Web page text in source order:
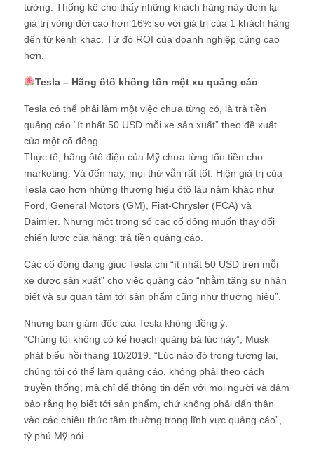
tưởng. Thống kê cho thấy những khách hàng này đem lại
giá trị vòng đời cao hơn 16% so với giá trị của 1 khách hàng
đến từ kênh khác. Từ đó ROI của doanh nghiệp cũng cao
hơn.
Tesla – Hãng ôtô không tốn một xu quảng cáo
Tesla có thể phải làm một việc chưa từng có, là trả tiền
quảng cáo “ít nhất 50 USD mỗi xe sản xuất” theo đề xuất
của một cổ đông.
Thực tế, hãng ôtô điện của Mỹ chưa từng tốn tiền cho
marketing. Và đến nay, mọi thứ vẫn rất tốt. Hiện giá trị của
Tesla cao hơn những thương hiệu ôtô lâu năm khác như
Ford, General Motors (GM), Fiat-Chrysler (FCA) và
Daimler. Nhưng một trong số các cổ đông muốn thay đổi
chiến lược của hãng: trả tiền quảng cáo.
Các cổ đông đang giục Tesla chi “ít nhất 50 USD trên mỗi
xe được sản xuất” cho việc quảng cáo “nhằm tăng sự nhận
biết và sự quan tâm tới sản phẩm cũng như thương hiệu”.
Nhưng ban giám đốc của Tesla không đồng ý.
“Chúng tôi không có kế hoạch quảng bá lúc này”, Musk
phát biểu hồi tháng 10/2019. “Lúc nào đó trong tương lai,
chúng tôi có thể làm quảng cáo, không phải theo cách
truyền thống, mà chỉ để thông tin đến với mọi người và đảm
bảo rằng họ biết tới sản phẩm, chứ không phải dấn thân
vào các chiêu thức tầm thường trong lĩnh vực quảng cáo”,
tỷ phú Mỹ nói.